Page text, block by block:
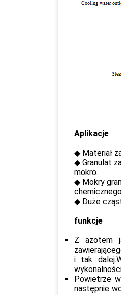
Aplikacje
◆ Materiał
◆ Granulat
mokro.
◆ Mokry
◆ Duże
funkcje
Z azotem
i tak
Powietrze
następnie